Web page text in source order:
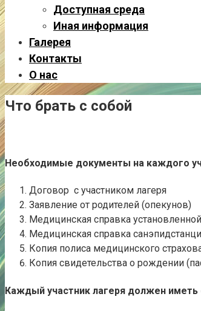
Доступная среда
Иная информация
Галерея
Контакты
О нас
Что брать с собой
Необходимые документы на каждого
Договор с участником лагеря
Заявление от родителей (опекунов)
Медицинская справка
Медицинская справка
Копия полиса медицинского
Копия свидетельства о рождении
Каждый участник лагеря должен